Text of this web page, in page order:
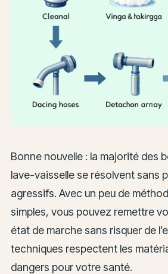
Bonne nouvelle : la majorité des
lave-vaisselle se résolvent sans
agressifs. Avec un peu de
simples, vous pouvez remettre
état de marche sans risquer de
techniques respectent les
dangers pour votre santé.